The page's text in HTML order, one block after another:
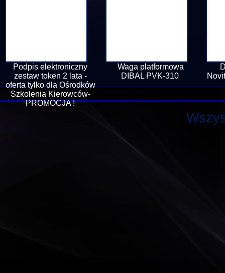
Podpis elektroniczny
zestaw token 2 lata -
oferta tylko dla Ośrodków
Szkolenia Kierowców-
PROMOCJA !
Waga platformowa
DIBAL PVK-310